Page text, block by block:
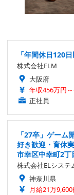
「年間休日120
株式会社ELM
大阪府
年収456万円
正社員
「27卒」ゲーム
好き歓迎・育休
市幸区中幸町2丁
株式会社ELシステ
神奈川県
月給21万